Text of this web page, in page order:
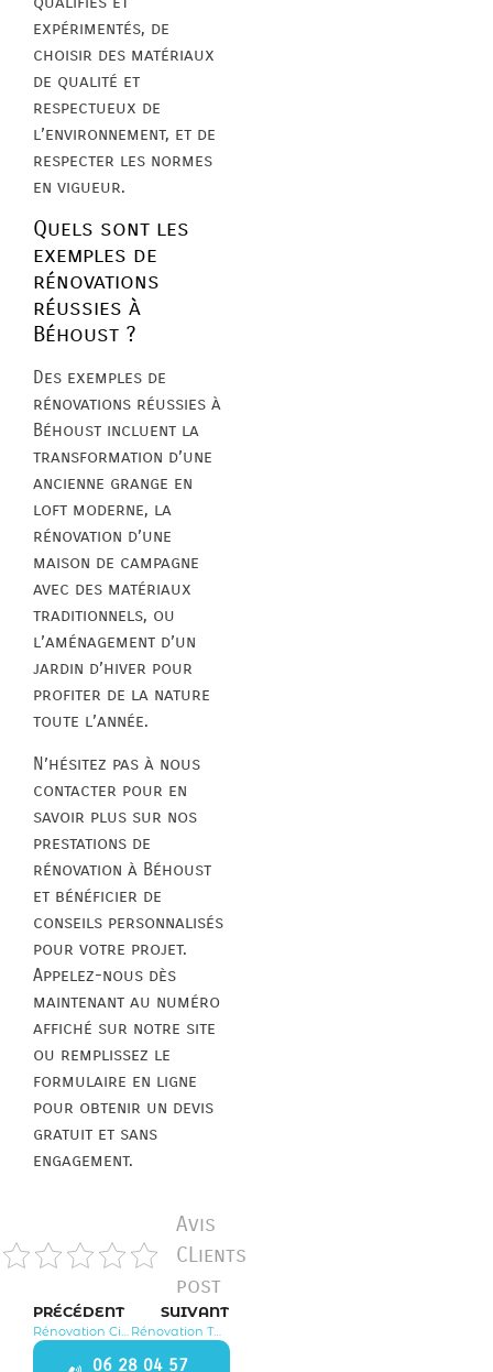
expérimentés, de
choisir des matériaux
de qualité et
respectueux de
l’environnement, et de
respecter les normes
en vigueur.
Quels sont les
exemples de
rénovations
réussies à
Béhoust ?
Des exemples de
rénovations réussies à
Béhoust incluent la
transformation d’une
ancienne grange en
loft moderne, la
rénovation d’une
maison de campagne
avec des matériaux
traditionnels, ou
l’aménagement d’un
jardin d’hiver pour
profiter de la nature
toute l’année.
N’hésitez pas à nous
contacter pour en
savoir plus sur nos
prestations de
rénovation à Béhoust
et bénéficier de
conseils personnalisés
pour votre projet.
Appelez-nous dès
maintenant au numéro
affiché sur notre site
ou remplissez le
formulaire en ligne
pour obtenir un devis
gratuit et sans
engagement.
Avis
CLients
post
PRÉCÉDENT SUIVANT
Rénovation Tacoignières 78910
06 28 04 57